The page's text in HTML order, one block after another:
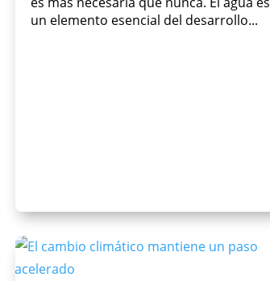
un elemento esencial del desarrollo...